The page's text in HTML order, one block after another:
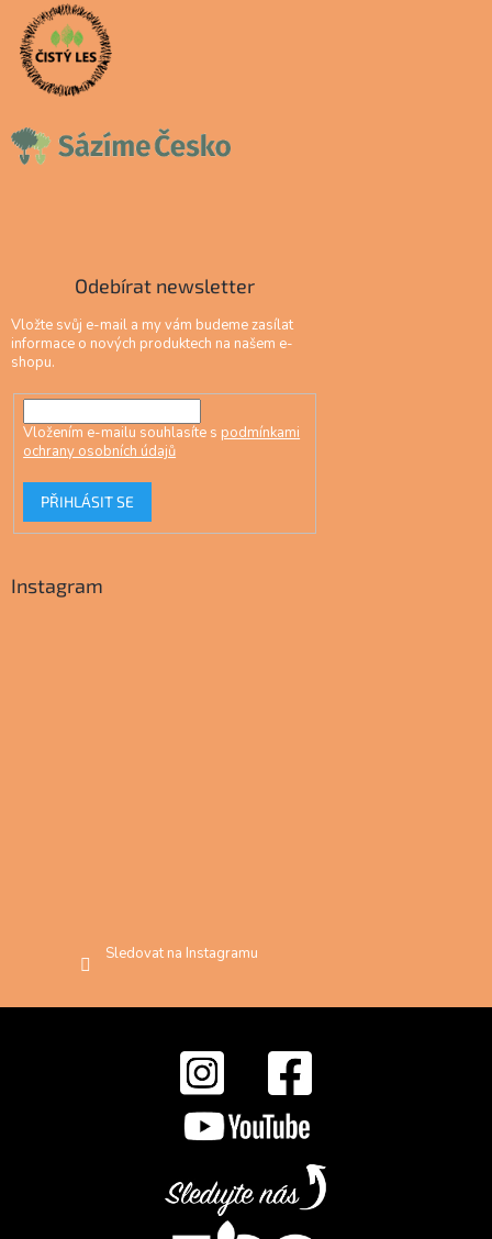
Odebírat newsletter
Vložte svůj e-mail a my vám budeme zasílat
informace o nových produktech na našem e-
shopu.
Vložením e-mailu souhlasíte s podmínkami
ochrany osobních údajů
PŘIHLÁSIT SE
Instagram
Sledovat na Instagramu